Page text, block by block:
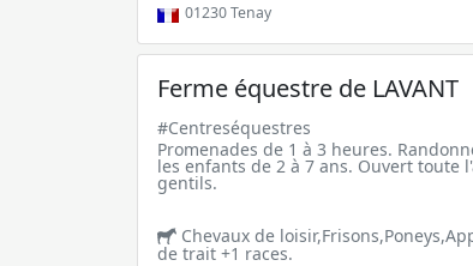
01230Tenay
Ferme équestre de LAVANT
#Centreséquestres
Promenades de 1 à 3 heures.
les enfants de 2 à 7 ans. Ouvert toute
gentils.
Chevaux de
de trait +1 races.